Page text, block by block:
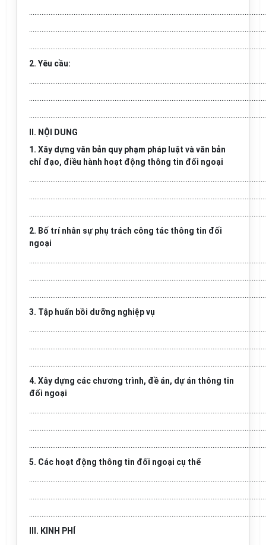
2. Yêu cầu:
II. NỘI DUNG
1. Xây dựng văn bản quy phạm pháp luật và văn bản
chỉ đạo, điều hành hoạt động thông tin đối ngoại
2. Bố trí nhân sự phụ trách công tác thông tin đối
ngoại
3. Tập huấn bồi dưỡng nghiệp vụ
4. Xây dựng các chương trình, đề án, dự án thông tin
đối ngoại
5. Các hoạt động thông tin đối ngoại cụ thể
III. KINH PHÍ